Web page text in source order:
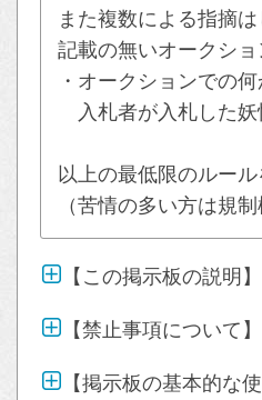
また複数による指摘は
記載の無いオークシ
・オークションでの
入札者が入札した妖
以上の最低限のルー
（苦情の多い方は規
【この掲示板の説明
【禁止事項について
【掲示板の基本的な